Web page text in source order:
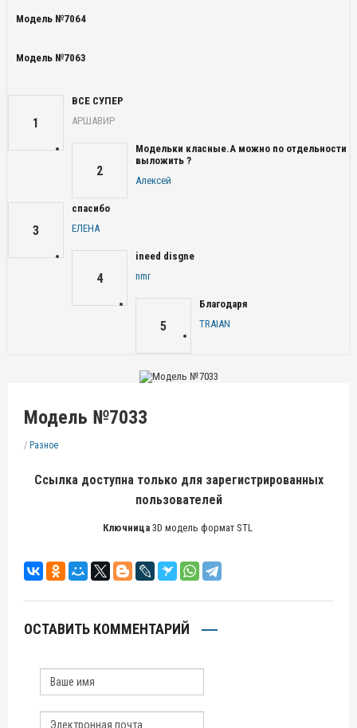
Модель №7064
Модель №7063
1
ВСЕ СУПЕР
АРШАВИР
2
Модельки класные.А можно по отдельности
выложить ?
Алексей
3
спасибо
ЕЛЕНА
4
ineed disgne
nmr
5
Благодаря
TRAIAN
Модель №7033
/ Разное
Ссылка доступна только для зарегистрированных
пользователей
Ключница 3D модель формат STL
ОСТАВИТЬ КОММЕНТАРИЙ